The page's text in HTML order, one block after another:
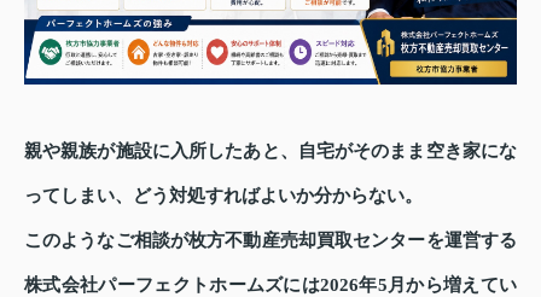
親や親族が施設に入所したあと、自宅がそのまま空き家にな
ってしまい、どう対処すればよいか分からない。
このようなご相談が枚方不動産売却買取センターを運営する
株式会社パーフェクトホームズには2026年5月から増えてい